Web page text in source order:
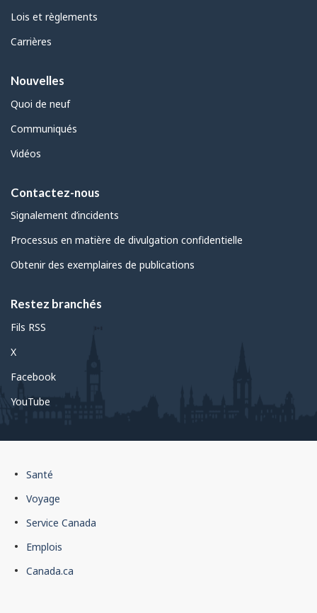
Lois et règlements
Carrières
Nouvelles
Quoi de neuf
Communiqués
Vidéos
Contactez-nous
Signalement d’incidents
Processus en matière de divulgation confidentielle
Obtenir des exemplaires de publications
Restez branchés
Fils RSS
X
Facebook
YouTube
Pied
de
du
gouvernement
du
Santé
Voyage
Service Canada
Emplois
Canada.ca